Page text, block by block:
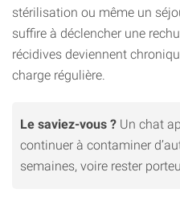
stérilisation ou même un
suffire à déclencher une
récidives deviennent
charge régulière.
Le saviez-vous ? Un chat
continuer à contaminer
semaines, voire rester